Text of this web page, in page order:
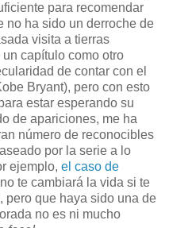
para recomendar
no ha sido un derroche de
visita a tierras
capítulo como otro
de contar con el
Bryant), pero con esto
estar esperando su
de apariciones, me ha
número de reconocibles
por la serie a lo
ejemplo, el caso de
te cambiará la vida si te
pero que haya sido una de
no es ni mucho